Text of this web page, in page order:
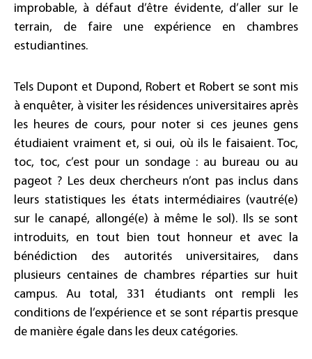
improbable, à défaut d’être évidente, d’aller sur le
terrain, de faire une expérience en chambres
estudiantines.
Tels Dupont et Dupond, Robert et Robert se sont mis
à enquêter, à visiter les résidences universitaires après
les heures de cours, pour noter si ces jeunes gens
étudiaient vraiment et, si oui, où ils le faisaient. Toc,
toc, toc, c’est pour un sondage : au bureau ou au
pageot ? Les deux chercheurs n’ont pas inclus dans
leurs statistiques les états intermédiaires (vautré(e)
sur le canapé, allongé(e) à même le sol). Ils se sont
introduits, en tout bien tout honneur et avec la
bénédiction des autorités universitaires, dans
plusieurs centaines de chambres réparties sur huit
campus. Au total, 331 étudiants ont rempli les
conditions de l’expérience et se sont répartis presque
de manière égale dans les deux catégories.